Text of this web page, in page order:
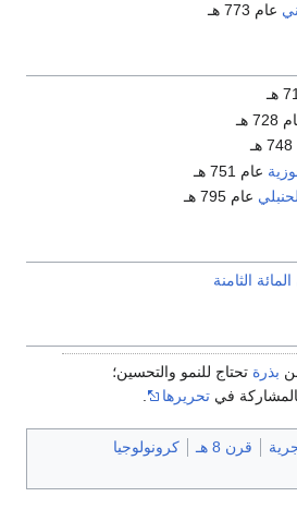
عام 773 هـ
هـ
عام 751 هـ
عام 795 هـ
الثامنة
بذرة تحتاج للنمو والتحسين؛
في تحريرها
قرن 8 هـ
كرونولوجيا